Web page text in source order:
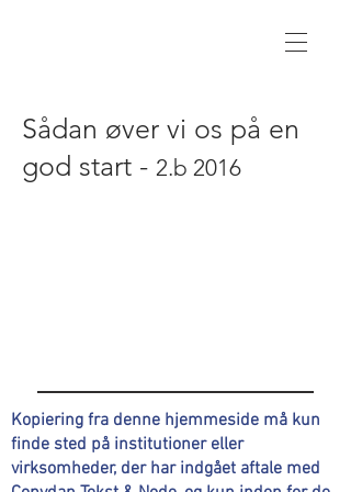
Sådan øver vi os på en
god start - 2.b 2016
Kopiering fra denne hjemmeside må kun
finde sted på institutioner eller
virksomheder, der har indgået aftale med